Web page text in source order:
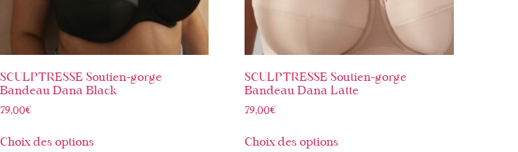
SCULPTRESSE Soutien-gorge
Bandeau Dana Black
79,00€
Choix des options
SCULPTRESSE Soutien-gorge
Bandeau Dana Latte
79,00€
Choix des options